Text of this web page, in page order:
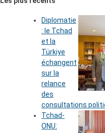
Diplomatie
: le Tchad
et la
Türkiye
échangent
sur la
relance
des
consultations
Tchad-
ONU: